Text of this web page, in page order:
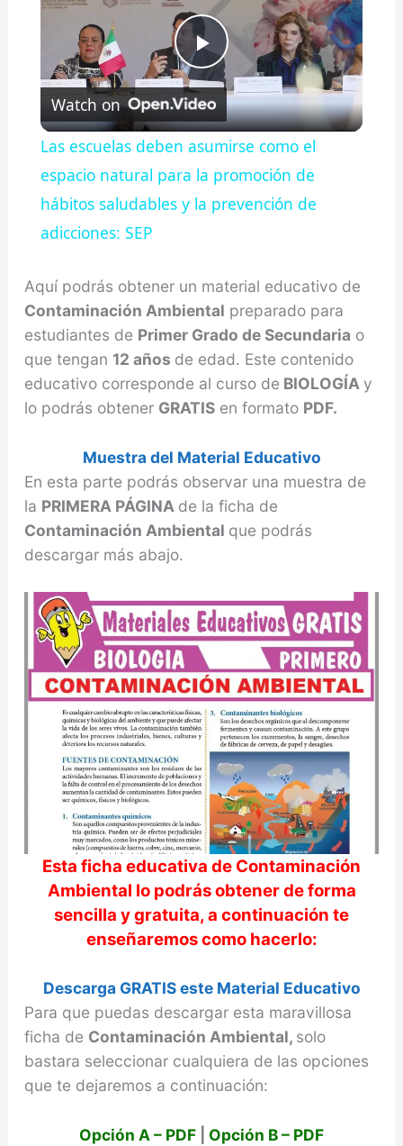
Play
Video
Watch on
Las escuelas deben asumirse como el
espacio natural para la promoción de
hábitos saludables y la prevención de
adicciones: SEP
Aquí podrás obtener un material educativo de
Contaminación Ambiental preparado para
estudiantes de Primer Grado de Secundaria o
que tengan 12 años de edad. Este contenido
educativo corresponde al curso de BIOLOGÍA y
lo podrás obtener GRATISen formato PDF.
Muestra del Material Educativo
En esta parte podrás observar una muestra de
la PRIMERA PÁGINA de la ficha de
Contaminación Ambiental que podrás
descargar más abajo.
Esta ficha educativa de Contaminación
Ambiental lo podrás obtener de forma
sencilla y gratuita, a continuación te
enseñaremos como hacerlo:
Descarga GRATIS este Material Educativo
Para que puedas descargar esta maravillosa
ficha de Contaminación Ambiental, solo
bastara seleccionar cualquiera de las opciones
que te dejaremos a continuación:
Opción A – PDF Opción B – PDF